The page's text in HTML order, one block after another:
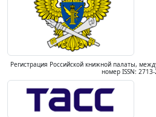
Регистрация Российской книжной палаты,
номер ISSN: